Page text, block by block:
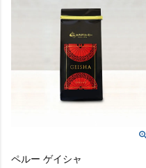
ペルー ゲイシャ